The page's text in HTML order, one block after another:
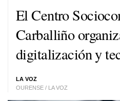
El Centro
Carballiño
digitalización y
LA VOZ
OURENSE / LA VOZ